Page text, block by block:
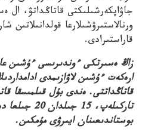
جاۋاپكەرشىلىكتى قاتاڭداتۋ، ال
ورنالاستىرۋشىلارعا قولدانىلاتىن
قاراستىرادى.
زاڭ ەسىرتكى ءوندىرىسى ءۇشىن
ارەكەت ءۇشىن لاۋازىمدى
قاتاڭداتتى. ەندى بۇل قىلمىسقا
تاركىلەپ،
بوستاندىعىنان ايىرۋى مۇمكىن.